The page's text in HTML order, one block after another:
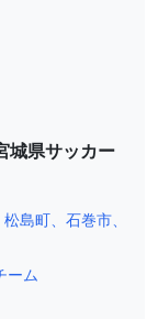
県サッカー
松島町、石巻市、
ーム